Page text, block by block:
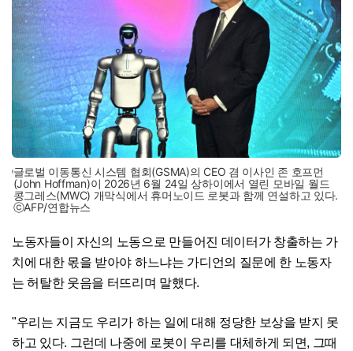
글로벌 이동통신 시스템 협회(GSMA)의 CEO 겸 이사인 존 호프먼
(John Hoffman)이 2026년 6월 24일 상하이에서 열린 모바일 월드
콩그레스(MWC) 개막식에서 휴머노이드 로봇과 함께 연설하고 있다.
ⓒAFP/연합뉴스
노동자들이 자신의 노동으로 만들어진 데이터가 창출하는 가
치에 대한 몫을 받아야 하느냐는 가디언의 질문에 한 노동자
는 허탈한 웃음을 터뜨리며 말했다.
"우리는 지금도 우리가 하는 일에 대해 정당한 보상을 받지 못
하고 있다. 그런데 나중에 로봇이 우리를 대체하게 되면, 그때